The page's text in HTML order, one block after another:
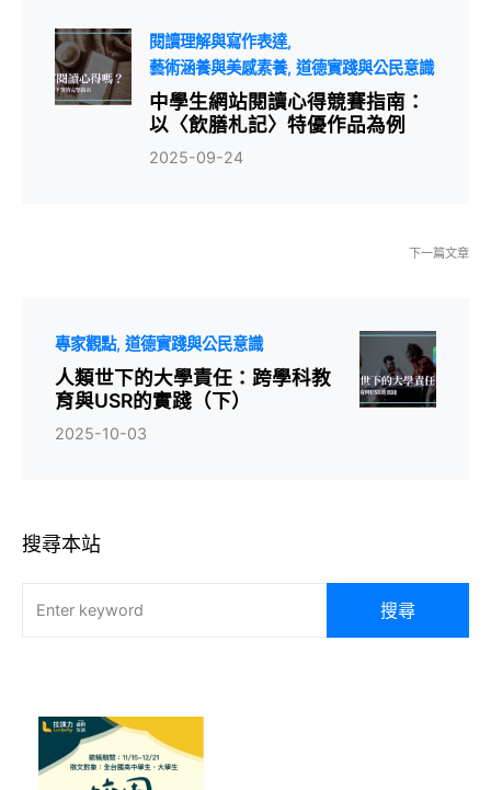
閱讀理解與寫作表達
藝術涵養與美感素養 道德實踐與公民意識
中學生網站閱讀心得競賽指南：
以〈飲膳札記〉特優作品為例
2025-09-24
下一篇文章
專家觀點 道德實踐與公民意識
人類世下的大學責任：跨學科教
育與USR的實踐（下）
2025-10-03
搜尋本站
搜尋